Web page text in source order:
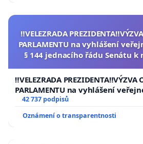
‼️VELEZRADA
PARLAMENTU na vyhlášení
§ 144 jednacího řádu Senátu
republiky
‼️VELEZRADA PREZIDENTA‼️VÝZVA
PARLAMENTU na vyhlášení
144 jednacího řádu Senátu k
republiky
42 737 podpisů
Oznámení o transparentnosti